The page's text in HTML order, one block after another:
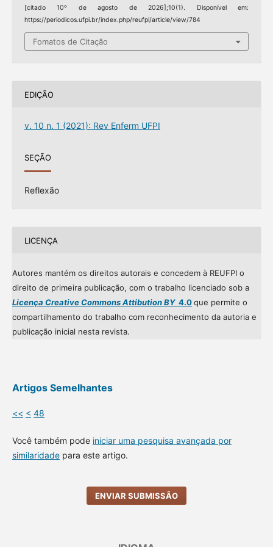
[citado 10º de agosto de 2026];10(1). Disponível em:
https://periodicos.ufpi.br/index.php/reufpi/article/view/784
Fomatos de Citação
EDIÇÃO
v. 10 n. 1 (2021): Rev Enferm UFPI
SEÇÃO
Reflexão
LICENÇA
Autores mantém os direitos autorais e concedem à REUFPI o
direito de primeira publicação, com o trabalho licenciado sob a
Licença Creative Commons Attibution BY4.0que permite o
compartilhamento do trabalho com reconhecimento da autoria e
publicação inicial nesta revista.
Artigos Semelhantes
<< < 48
Você também pode iniciar uma pesquisa avançada por
similaridadepara este artigo.
ENVIAR SUBMISSÃO